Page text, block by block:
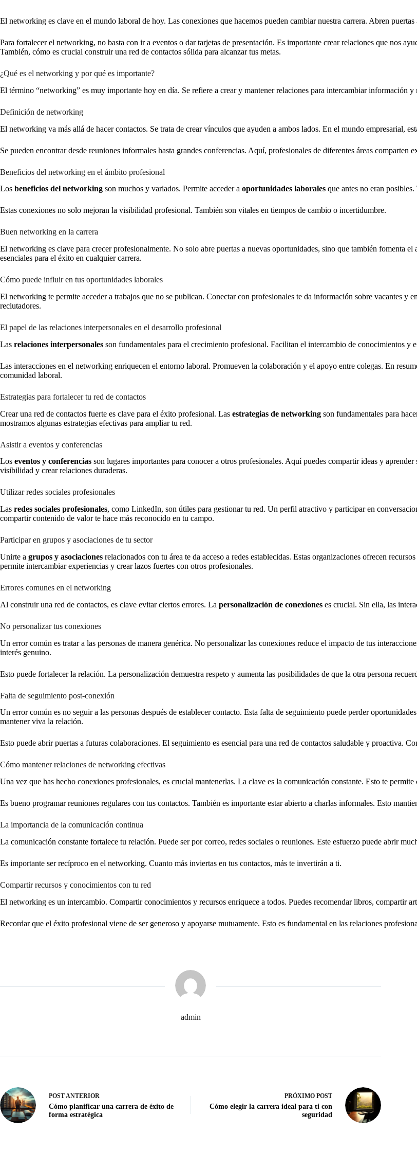
El networking es clave en el mundo laboral de hoy. Las conexiones que hacemos pueden cambiar nuestra carrera. Abren
Para fortalecer el networking, no basta con ir a eventos o dar tarjetas de presentación. Es importante crear relaciones que nos
También, cómo es crucial construir una red de contactos sólida para alcanzar tus metas.
¿Qué es el networking y por qué es importante?
El término “networking” es muy importante hoy en día. Se refiere a crear y mantener relaciones para intercambiar información
Definición de networking
El networking va más allá de hacer contactos. Se trata de crear vínculos que ayuden a ambos lados. En el mundo empresarial,
Se pueden encontrar desde reuniones informales hasta grandes conferencias. Aquí, profesionales de diferentes áreas comparten
Beneficios del networking en el ámbito profesional
Los beneficios del networking son muchos y variados. Permite acceder a oportunidades laborales que antes no eran
Estas conexiones no solo mejoran la visibilidad profesional. También son vitales en tiempos de cambio o incertidumbre.
Buen networking en la carrera
El networking es clave para crecer profesionalmente. No solo abre puertas a nuevas oportunidades, sino que también fomenta
esenciales para el éxito en cualquier carrera.
Cómo puede influir en tus oportunidades laborales
El networking te permite acceder a trabajos que no se publican. Conectar con profesionales te da información sobre vacantes y
reclutadores.
El papel de las relaciones interpersonales en el desarrollo profesional
Las relaciones interpersonales son fundamentales para el crecimiento profesional. Facilitan el intercambio de conocimientos y
Las interacciones en el networking enriquecen el entorno laboral. Promueven la colaboración y el apoyo entre colegas. En
comunidad laboral.
Estrategias para fortalecer tu red de contactos
Crear una red de contactos fuerte es clave para el éxito profesional. Las estrategias de networking son fundamentales para
mostramos algunas estrategias efectivas para ampliar tu red.
Asistir a eventos y conferencias
Los eventos y conferencias son lugares importantes para conocer a otros profesionales. Aquí puedes compartir ideas y
visibilidad y crear relaciones duraderas.
Utilizar redes sociales profesionales
Las redes sociales profesionales, como LinkedIn, son útiles para gestionar tu red. Un perfil atractivo y participar en
compartir contenido de valor te hace más reconocido en tu campo.
Participar en grupos y asociaciones de tu sector
Unirte a grupos y asociaciones relacionados con tu área te da acceso a redes establecidas. Estas organizaciones ofrecen
permite intercambiar experiencias y crear lazos fuertes con otros profesionales.
Errores comunes en el networking
Al construir una red de contactos, es clave evitar ciertos errores. La personalización de conexiones es crucial. Sin ella, las
No personalizar tus conexiones
Un error común es tratar a las personas de manera genérica. No personalizar las conexiones reduce el impacto de tus
interés genuino.
Esto puede fortalecer la relación. La personalización demuestra respeto y aumenta las posibilidades de que la otra persona
Falta de seguimiento post-conexión
Un error común es no seguir a las personas después de establecer contacto. Esta falta de seguimiento puede perder
mantener viva la relación.
Esto puede abrir puertas a futuras colaboraciones. El seguimiento es esencial para una red de contactos saludable y proactiva.
Cómo mantener relaciones de networking efectivas
Una vez que has hecho conexiones profesionales, es crucial mantenerlas. La clave es la comunicación constante. Esto te
Es bueno programar reuniones regulares con tus contactos. También es importante estar abierto a charlas informales. Esto
La importancia de la comunicación continua
La comunicación constante fortalece tu relación. Puede ser por correo, redes sociales o reuniones. Este esfuerzo puede abrir
Es importante ser recíproco en el networking. Cuanto más inviertas en tus contactos, más te invertirán a ti.
Compartir recursos y conocimientos con tu red
El networking es un intercambio. Compartir conocimientos y recursos enriquece a todos. Puedes recomendar libros, compartir
Recordar que el éxito profesional viene de ser generoso y apoyarse mutuamente. Esto es fundamental en las relaciones
admin
POSTANTERIOR
Cómo planificar una carrera de éxito de
forma estratégica
PRÓXIMO POST
Cómo elegir la carrera ideal para ti con
seguridad